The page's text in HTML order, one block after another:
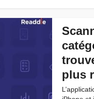
plus